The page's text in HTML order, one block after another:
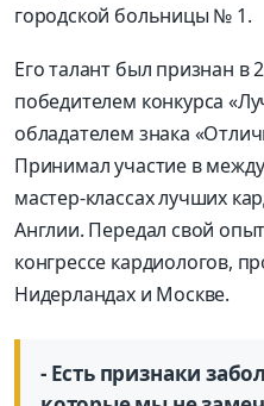
городской больницы № 1.
Его талант был признан в
победителем конкурса
обладателем знака
Принимал участие в
мастер-классах лучших
Англии. Передал свой
конгрессе кардиологов,
Нидерландах и Москве.
- Есть признаки